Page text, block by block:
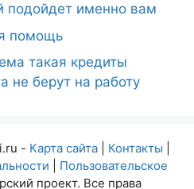
подойдет именно вам
помощь
такая кредиты
не берут на работу
- Карта сайта| Контакты
Пользовательское
проект. Все права